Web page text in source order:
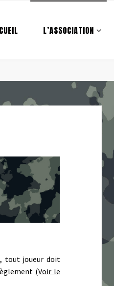
L’ASSOCIATION
tout joueur doit
(Voir le